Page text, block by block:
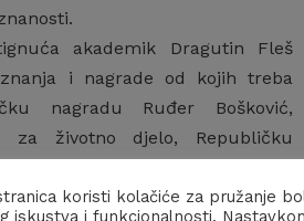
akademik Dragutin Fleš
i nagrade od kojih treba
nagradu Ruđer Bošković,
za životno djelo, Republičku
za značajnu inventivnu
sa zlatnim vijencem, počasno
koristi kolačiće za pružanje
iskustva i funkcionalnosti.